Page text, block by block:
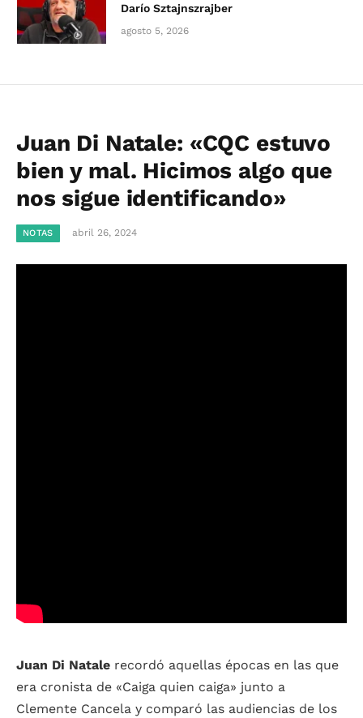
Darío Sztajnszrajber
agosto 5, 2026
Juan Di Natale: «CQC estuvo
bien y mal. Hicimos algo que
nos sigue identificando»
NOTAS abril 26, 2024
Juan Di Natale recordó aquellas épocas en las que
era cronista de «Caiga quien caiga» junto a
Clemente Cancela y comparó las audiencias de los